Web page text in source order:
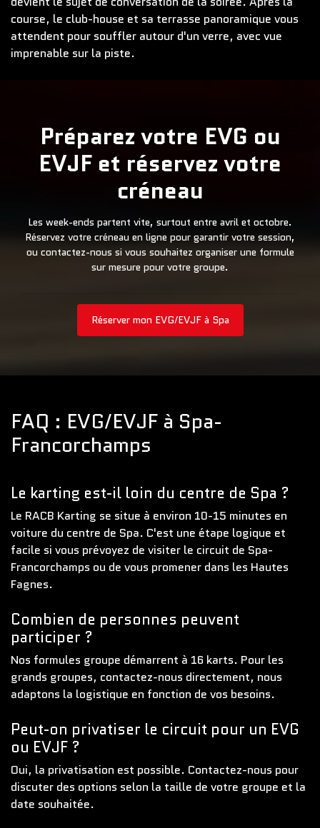
course, le club-house et sa terrasse panoramique vous
attendent pour souffler autour d'un verre, avec vue
imprenable sur la piste.
Préparez votre EVG ou
EVJF et réservez votre
créneau
Les week-ends partent vite, surtout entre avril et octobre.
Réservez votre créneau en ligne pour garantir votre session,
ou contactez-nous si vous souhaitez organiser une formule
sur mesure pour votre groupe.
Réserver mon EVG/EVJF à Spa
FAQ : EVG/EVJF à Spa-
Francorchamps
Le karting est-il loin du centre de Spa ?
Le RACB Karting se situe à environ 10-15 minutes en
voiture du centre de Spa. C'est une étape logique et
facile si vous prévoyez de visiter le circuit de Spa-
Francorchamps ou de vous promener dans les Hautes
Fagnes.
Combien de personnes peuvent
participer ?
Nos formules groupe démarrent à 16 karts. Pour les
grands groupes, contactez-nous directement, nous
adaptons la logistique en fonction de vos besoins.
Peut-on privatiser le circuit pour un EVG
ou EVJF ?
Oui, la privatisation est possible. Contactez-nous pour
discuter des options selon la taille de votre groupe et la
date souhaitée.